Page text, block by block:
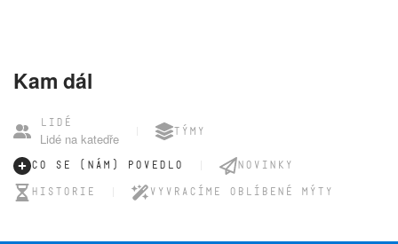
Kam dál
LIDÉ
Lidé na katedře TÝMY
CO SE (NÁM) POVEDLO
NOVINKY
HISTORIE
VYVRACÍME OBLÍBENÉ MÝTY